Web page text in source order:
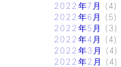
2022年7月
(4)
2022年6月
(5)
2022年5月
(3)
2022年4月
(4)
2022年3月
(4)
2022年2月
(4)